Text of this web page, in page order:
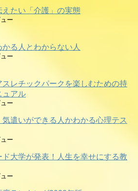
えたい「介護」の実態
ー
る人とわからない人
ー
スレチックパークを楽しむための持
ュアル
ー
気遣いができる人かわかる心理テス
ー
ド大学が発表！人生を幸せにする教
ー